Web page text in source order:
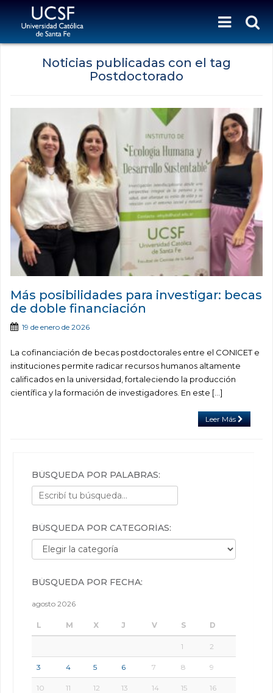
Noticias publicadas con el tag
Postdoctorado
Más posibilidades para investigar: becas
de doble financiación
19 de enero de 2026
La cofinanciación de becas postdoctorales entre el CONICET e
instituciones permite radicar recursos humanos altamente
calificados en la universidad, fortaleciendo la producción
científica y la formación de investigadores. En este […]
Leer Más
BÚSQUEDA POR PALABRAS:
BÚSQUEDA POR CATEGORÍAS:
Búsqueda por categorías:
BÚSQUEDA POR FECHA:
agosto 2026
L M X J V S D
1 2
3 4 5 6 7 8 9
10 11 12 13 14 15 16